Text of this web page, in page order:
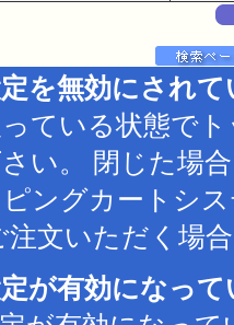
を無効にされ
ている状態で
い。 閉じた場
ングカートシ
注文いただく場
が有効になっ